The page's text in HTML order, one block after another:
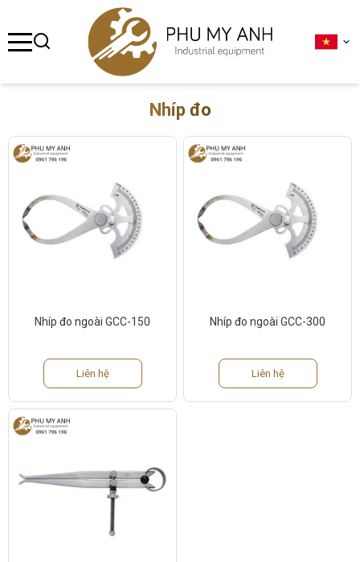
Nhíp đo
Nhíp đo ngoài GCC-150
Liên hệ
Nhíp đo ngoài GCC-300
Liên hệ